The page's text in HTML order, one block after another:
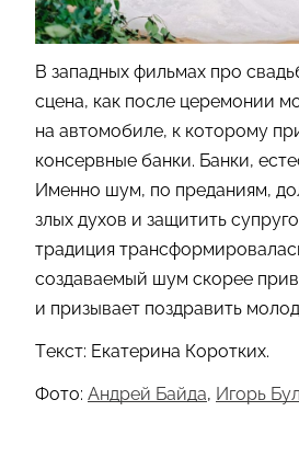
В западных фильмах про
сцена, как после церемонии
на автомобиле, к которому
консервные банки. Банки,
Именно шум, по преданиям,
злых духов и защитить
традиция
создаваемый шум скорее
и призывает поздравить
Текст: Екатерина Коротких.
Фото: Андрей Байда, Игорь